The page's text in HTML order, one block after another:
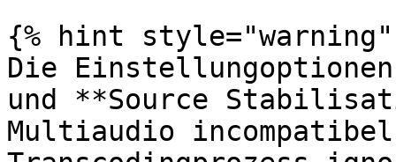
{% hint style="warning"
Die
und **Source
Multiaudio